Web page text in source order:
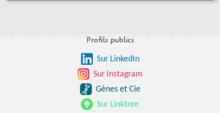
Profils publics
Sur LinkedIn
Sur Instagram
Gènes et Cie
Sur Linktree